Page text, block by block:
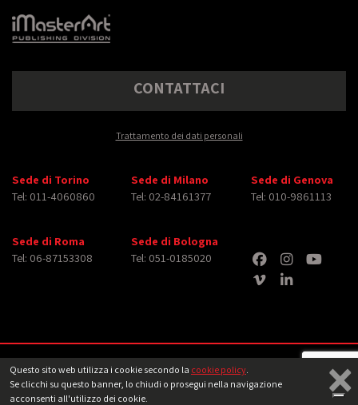
Questo sito web utilizza i cookie secondo la cookie policy.
Se clicchi su questo banner, lo chiudi o prosegui nella navigazione
acconsenti all'utilizzo dei cookie.
×
CONTATTACI
Trattamento dei dati personali
Sede di Torino
Tel: 011-4060860
Sede di Milano
Tel: 02-84161377
Sede di Genova
Tel: 010-9861113
Sede di Roma
Tel: 06-87153308
Sede di Bologna
Tel: 051-0185020
Copyright © 2026 iMasterArt S.r.l. ‐ All rights reserved. Tutti i diritti relativi ad
immagini e video pubblicati sono dei rispettiviaventi diritto Note legali